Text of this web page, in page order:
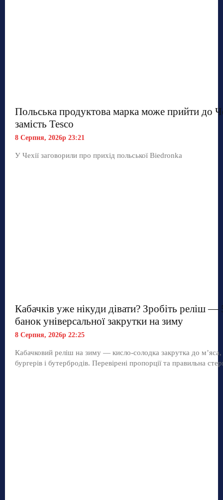
Польська продуктова марка може прийти до
замість Tesco
8 Серпня, 2026р 23:21
У Чехії заговорили про прихід польської Biedronka
Кабачків уже нікуди дівати? Зробіть реліш —
банок універсальної закрутки на зиму
8 Серпня, 2026р 22:25
Кабачковий реліш на зиму — кисло-солодка закрутка до м’яса,
бургерів і бутербродів. Перевірені пропорції та правильна